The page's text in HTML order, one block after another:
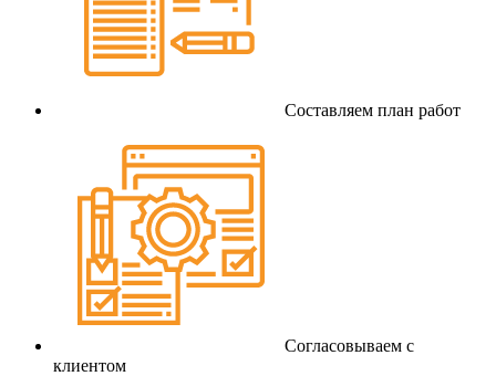
Составляем план работ
Согласовываем с
клиентом